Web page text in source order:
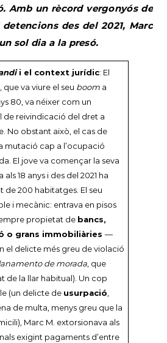
Amb un rècord vergonyós de
des del 2021, Marc
sol dia a la presó.
i el context jurídic: El
va viure el seu booma
80, va néixer com un
de reivindicació del dret a
No obstant això, el cas de
mutació cap a l’ocupació
El jove va començar la seva
18 anys i des del 2021 ha
de 200 habitatges. El seu
i mecànic: entrava en pisos
propietat de bancs,
o grans immobiliàries —
el delicte més greu de violació
de morada, que
de la llar habitual). Un cop
(un delicte de usurpació
de multa, menys greu que la
Marc M. extorsionava als
exigint pagaments d’entre